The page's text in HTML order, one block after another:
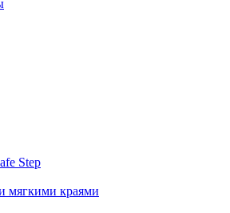
Step
мягкими краями